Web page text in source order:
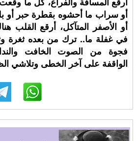
أو سراب ما أحشوه بقطرة حبر أو
أو الأصفر المتآكل، أرقع القلب
في غفلة ما.. ترك من بعده ثغرة
فجوة من الصوت الخافت
الواقفة على آخر الخطى وتلاشي